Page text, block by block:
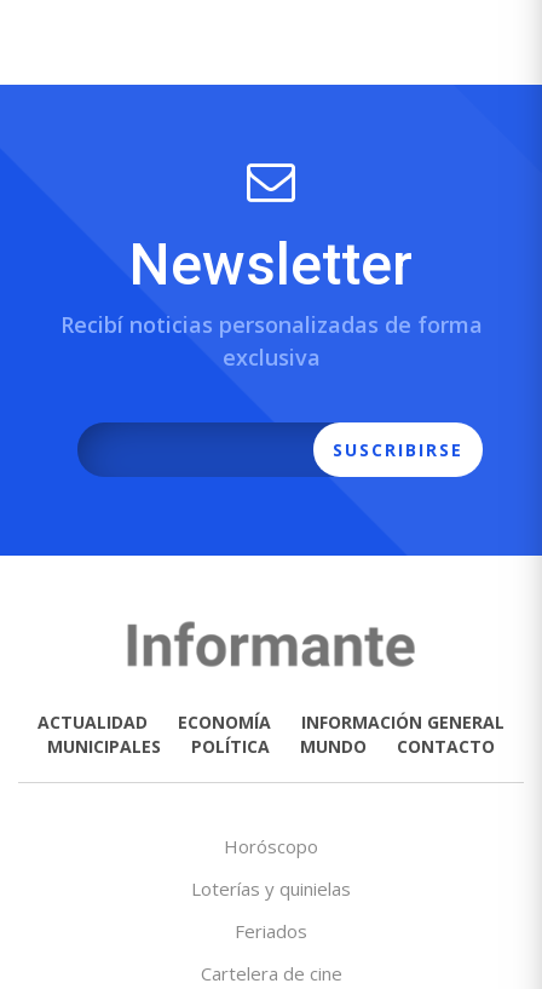
Newsletter
Recibí noticias personalizadas de forma
exclusiva
SUSCRIBIRSE
ACTUALIDAD ECONOMÍA
INFORMACIÓN GENERAL
MUNICIPALES
POLÍTICA MUNDO CONTACTO
Horóscopo
Loterías y quinielas
Feriados
Cartelera de cine